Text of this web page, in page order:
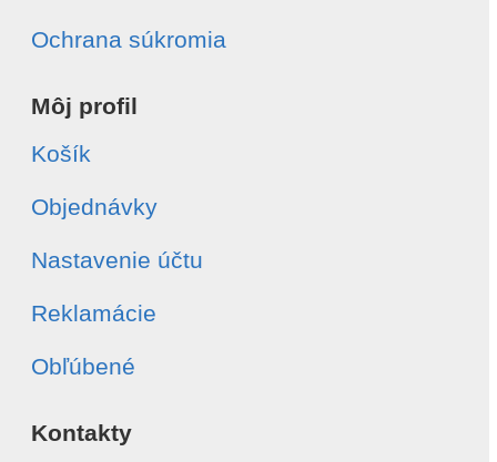
Ochrana súkromia
Môj profil
Košík
Objednávky
Nastavenie účtu
Reklamácie
Obľúbené
Kontakty